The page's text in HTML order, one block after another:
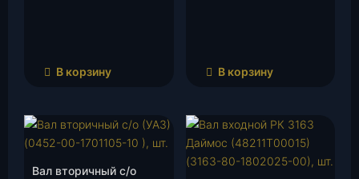
В корзину В корзину
Вал вторичный с/о